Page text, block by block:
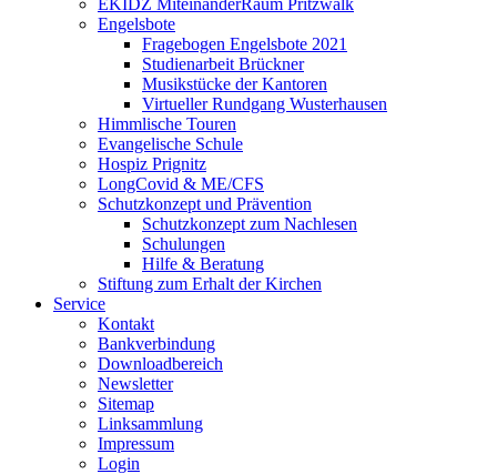
EKIDZ MiteinanderRaum Pritzwalk
Engelsbote
Fragebogen Engelsbote 2021
Studienarbeit Brückner
Musikstücke der Kantoren
Virtueller Rundgang Wusterhausen
Himmlische Touren
Evangelische Schule
Hospiz Prignitz
LongCovid & ME/CFS
Schutzkonzept und Prävention
Schutzkonzept zum Nachlesen
Schulungen
Hilfe & Beratung
Stiftung zum Erhalt der Kirchen
Service
Kontakt
Bankverbindung
Downloadbereich
Newsletter
Sitemap
Linksammlung
Impressum
Login